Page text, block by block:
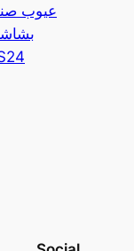
عيوب